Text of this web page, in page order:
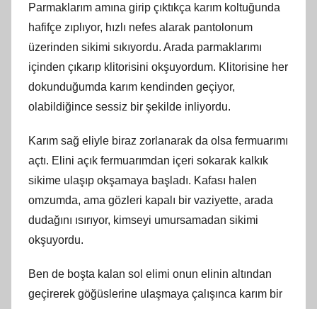
Parmaklarım amına girip çıktıkça karım koltuğunda
hafifçe zıplıyor, hızlı nefes alarak pantolonum
üzerinden sikimi sıkıyordu. Arada parmaklarımı
içinden çıkarıp klitorisini okşuyordum. Klitorisine her
dokunduğumda karım kendinden geçiyor,
olabildiğince sessiz bir şekilde inliyordu.
Karım sağ eliyle biraz zorlanarak da olsa fermuarımı
açtı. Elini açık fermuarımdan içeri sokarak kalkık
sikime ulaşıp okşamaya başladı. Kafası halen
omzumda, ama gözleri kapalı bir vaziyette, arada
dudağını ısırıyor, kimseyi umursamadan sikimi
okşuyordu.
Ben de boşta kalan sol elimi onun elinin altından
geçirerek göğüslerine ulaşmaya çalışınca karım bir